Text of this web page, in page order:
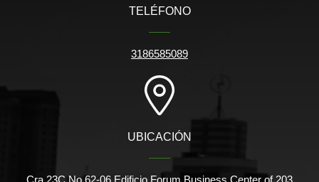
TELÉFONO
3186585089
UBICACIÓN